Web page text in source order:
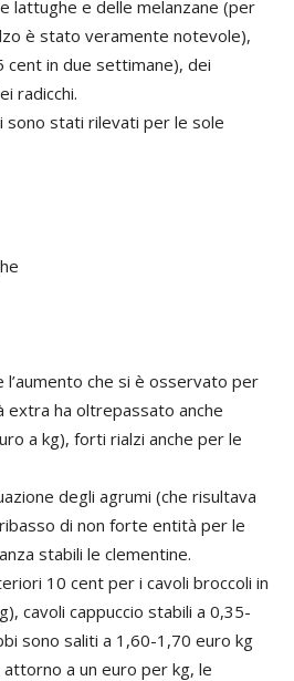
lattughe e delle melanzane (per
è stato veramente notevole),
cent in due settimane), dei
radicchi.
sono stati rilevati per le sole
l’aumento che si è osservato per
extra ha oltrepassato anche
a kg), forti rialzi anche per le
degli agrumi (che risultava
di non forte entità per le
stabili le clementine.
10 cent per i cavoli broccoli in
cavoli cappuccio stabili a 0,35-
sono saliti a 1,60-1,70 euro kg
a un euro per kg, le